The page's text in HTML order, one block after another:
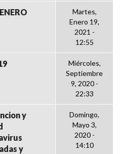
Martes,
Enero 19,
2021 -
12:55
Miércoles,
Septiembre
9, 2020 -
22:33
y
y
Domingo,
Mayo 3,
2020 -
14:10